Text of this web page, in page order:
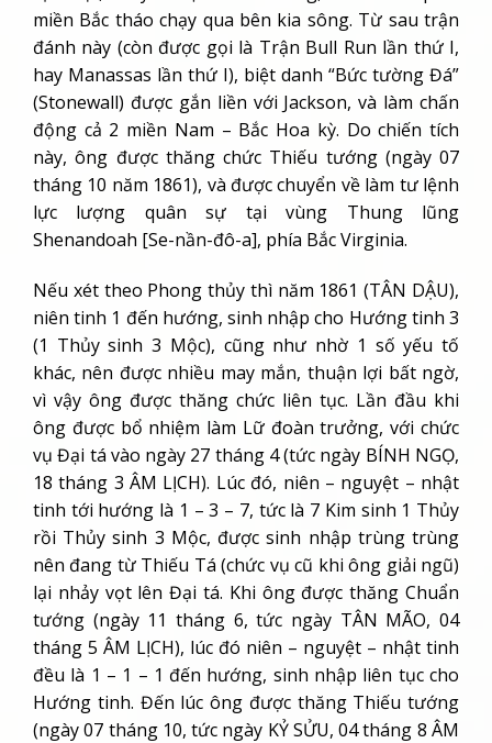
miền Bắc tháo chạy qua bên kia sông. Từ sau trận
đánh này (còn được gọi là Trận Bull Run lần thứ I,
hay Manassas lần thứ I), biệt danh “Bức tường Đá”
(Stonewall) được gắn liền với Jackson, và làm chấn
động cả 2 miền Nam – Bắc Hoa kỳ. Do chiến tích
này, ông được thăng chức Thiếu tướng (ngày 07
tháng 10 năm 1861), và được chuyển về làm tư lệnh
lực lượng quân sự tại vùng Thung lũng
Shenandoah [Se-nần-đô-a], phía Bắc Virginia.
Nếu xét theo Phong thủy thì năm 1861 (TÂN DẬU),
niên tinh 1 đến hướng, sinh nhập cho Hướng tinh 3
(1 Thủy sinh 3 Mộc), cũng như nhờ 1 số yếu tố
khác, nên được nhiều may mắn, thuận lợi bất ngờ,
vì vậy ông được thăng chức liên tục. Lần đầu khi
ông được bổ nhiệm làm Lữ đoàn trưởng, với chức
vụ Đại tá vào ngày 27 tháng 4 (tức ngày BÍNH NGỌ,
18 tháng 3 ÂM LỊCH). Lúc đó, niên – nguyệt – nhật
tinh tới hướng là 1 – 3 – 7, tức là 7 Kim sinh 1 Thủy
rồi Thủy sinh 3 Mộc, được sinh nhập trùng trùng
nên đang từ Thiếu Tá (chức vụ cũ khi ông giải ngũ)
lại nhảy vọt lên Đại tá. Khi ông được thăng Chuẩn
tướng (ngày 11 tháng 6, tức ngày TÂN MÃO, 04
tháng 5 ÂM LỊCH), lúc đó niên – nguyệt – nhật tinh
đều là 1 – 1 – 1 đến hướng, sinh nhập liên tục cho
Hướng tinh. Đến lúc ông được thăng Thiếu tướng
(ngày 07 tháng 10, tức ngày KỶ SỬU, 04 tháng 8 ÂM